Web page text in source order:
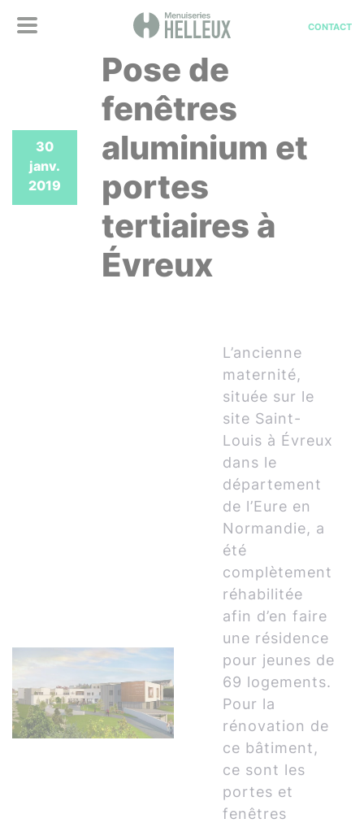
CONTACT
30
janv.
2019
Pose de
fenêtres
aluminium et
portes
tertiaires à
Évreux
L’ancienne
maternité,
située sur le
site Saint-
Louis à Évreux
dans le
département
de l’Eure en
Normandie, a
été
complètement
réhabilitée
afin d’en faire
une résidence
pour jeunes de
69 logements.
Pour la
rénovation de
ce bâtiment,
ce sont les
portes et
fenêtres